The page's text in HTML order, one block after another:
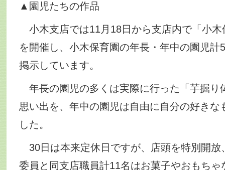
▲園児たちの作品
小木支店では11月18日から支店内で「小木
を開催し、小木保育園の年長・年中の園児計
掲示しています。
年長の園児の多くは実際に行った「芋掘り
思い出を、年中の園児は自由に自分の好きな
した。
30日は本来定休日ですが、店頭を特別開放
委員と同支店職員計11名はお菓子やおもちゃ